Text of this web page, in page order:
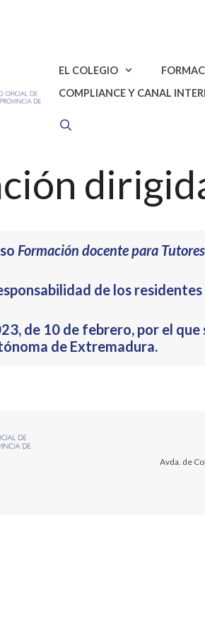
EL COLEGIO
COMPLIANCE Y CANAL
Formación docente para
de los
de 10 de febrero, por el
de Extremadura.
Avda. de